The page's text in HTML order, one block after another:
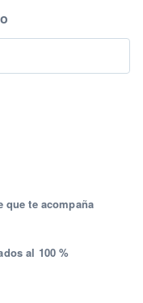
que te acompaña
al 100 %